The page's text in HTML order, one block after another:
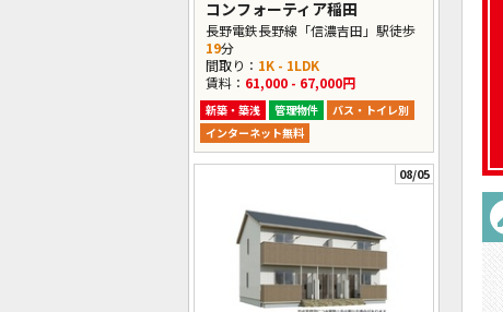
コンフォーティア稲田
長野電鉄長野線「信濃吉田」駅徒歩
19分
間取り： 1K - 1LDK
賃料： 61,000 - 67,000円
新築・築浅 管理物件
バス・トイレ別
インターネット無料
08/05